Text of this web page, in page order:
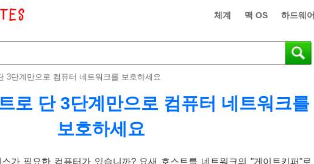
체계 맥 OS 하드웨어
3단계만으로 컴퓨터 네트워크를 보호하세요
로 단 3단계만으로 컴퓨터 네트워크를
보호하세요
가 필요한 컴퓨터가 있습니까? 요새 호스트를 네트워크의 "게이트키퍼"로